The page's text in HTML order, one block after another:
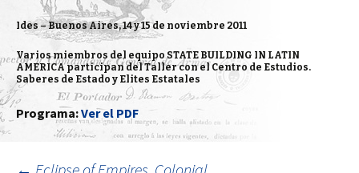
Ides – Buenos Aires, 14 y 15 de noviembre 2011
Varios miembros del equipo STATE BUILDING IN LATIN
AMERICA participan del Taller con el Centro de Estudios.
Saberes de Estado y Elites Estatales
Programa:Ver el PDF